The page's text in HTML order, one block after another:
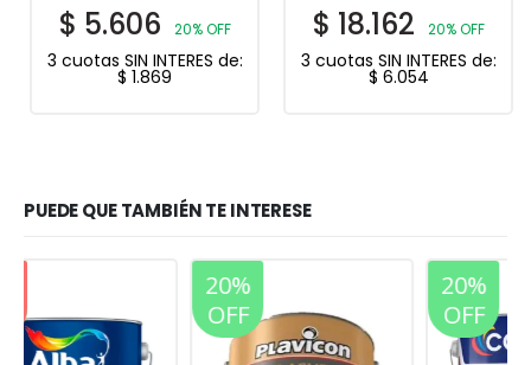
$ 5.606 20% OFF
3 cuotas SIN INTERES de:
$ 1.869
$ 18.162 20% OFF
3 cuotas SIN INTERES de:
$ 6.054
PUEDE QUE TAMBIÉN TE INTERESE
OFF
OFF